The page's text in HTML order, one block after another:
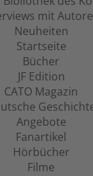
mit
Neuheiten
Startseite
Bücher
JF Edition
CATO Magazin
Angebote
Fanartikel
Hörbücher
Filme